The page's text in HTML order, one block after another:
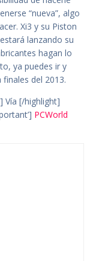
“nueva”, algo
Xi3 y su Piston
lanzando su
hagan lo
ya puedes ir y
del 2013.
Vía [/highlight]
PCWorld